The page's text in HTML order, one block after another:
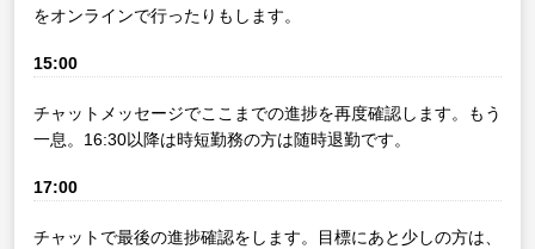
をオンラインで行ったりもします。
15:00
チャットメッセージでここまでの進捗を再度確認します。もう
一息。16:30以降は時短勤務の方は随時退勤です。
17:00
チャットで最後の進捗確認をします。目標にあと少しの方は、